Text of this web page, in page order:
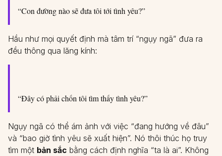
“Con đường nào sẽ đưa tôi tới tình yêu?”
Hầu như mọi quyết định mà tâm trí “ngụy ngã” đưa ra
đều thông qua lăng kính:
“Đây có phải chốn tôi tìm thấy tình yêu?”
Ngụy ngã có thể ám ảnh với việc “đang hướng về đâu”
và “bao giờ tình yêu sẽ xuất hiện”. Nó thôi thúc họ truy
tìm một bản sắc bằng cách định nghĩa “ta là ai”. Không